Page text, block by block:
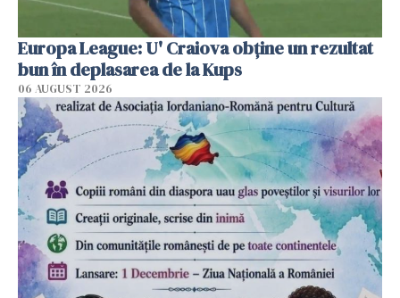
Europa League: U' Craiova obține un rezultat
bun în deplasarea de la Kups
06 AUGUST 2026